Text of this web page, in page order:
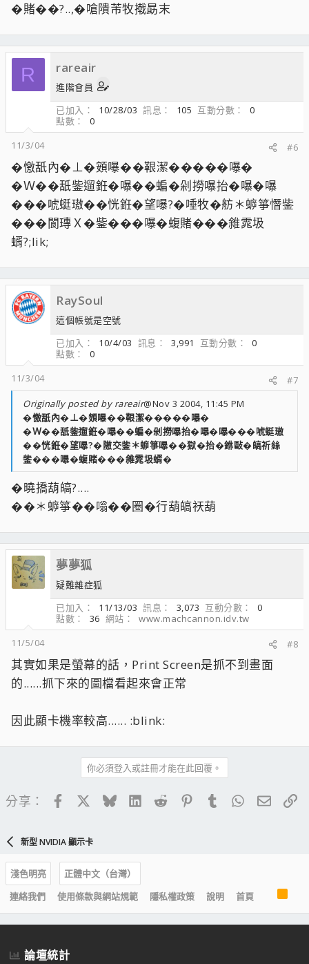
�賭��?..,�嗆隤芾牧撠勗末
R rareair
進階會員
已加入
10/28/03 訊息 105 互動分數
0
點數
0
11/3/04
#6
�憿舐內�⊥�頞嚗��鞎潔�����嚗�
�Ｗ��舐鈭遛銋�嚗��蝙�剁撈嚗抬�嚗�嚗
���唬蜓璈��恍銋�望嚗?�唾牧�舫＊蝷箏憯鈭
���閬瑼Ｘ�鈭���嚗�蝮賭���雓雿圾
蝑?;lik;
RaySoul
這個帳號是空號
已加入
10/4/03 訊息 3,991 互動分數
0
點數
0
11/3/04
#7
Originally posted by rareair@Nov 3 2004, 11:45 PM
�憿舐內�⊥�頞嚗��鞎潔�����嚗�
�Ｗ��舐鈭遛銋�嚗��蝙�剁撈嚗抬�嚗�嚗���唬蜓璈
��恍銋�望嚗?�隞交鈭＊蝷箏嚗��獄�抬�銝敺�皜祈絲
鈭���嚗�蝮賭���雓雿圾蝑�
�曉撟葫皜?....
��＊蝷箏��嗡��圈�行葫皜祆葫
夢夢狐
疑難雜症狐
已加入
11/13/03 訊息 3,073 互動分數
0
點數
36 網站
www.machcannon.idv.tw
11/5/04
#8
其實如果是螢幕的話，Print Screen是抓不到畫面
的......抓下來的圖檔看起來會正常
因此顯卡機率較高...... :blink:
你必須登入或註冊才能在此回覆。
分享： FacebookBlueskyLinkedIn
Reddit PinterestTumblrWhatsApp
電子
新型 NVIDIA 顯示卡
淺色明亮
正體中文（台灣）
連絡我們
使用條款與網站規範 隱私權政策 說明 首頁
R
S
S
論壇統計